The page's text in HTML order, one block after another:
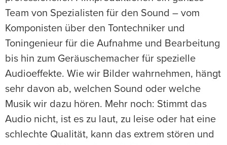
Team von Spezialisten für den Sound – vom
Komponisten über den Tontechniker und
Toningenieur für die Aufnahme und Bearbeitung
bis hin zum Geräuschemacher für spezielle
Audioeffekte. Wie wir Bilder wahrnehmen, hängt
sehr davon ab, welchen Sound oder welche
Musik wir dazu hören. Mehr noch: Stimmt das
Audio nicht, ist es zu laut, zu leise oder hat eine
schlechte Qualität, kann das extrem stören und